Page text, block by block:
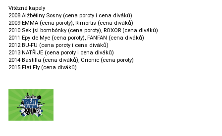
Vítězné kapely
2008 Alžbětiny Sosny (cena poroty i cena diváků)
2009 EMMA (cena poroty), Rimortis (cena diváků)
2010 Sek jsi bombónky (cena poroty), ROXOR (cena diváků)
2011 Epy de Mye (cena poroty), FANFAN (cena diváků)
2012 BU-FU (cena poroty i cena diváků)
2013 NATŘIJE (cena poroty i cena diváků)
2014 Bastilla (cena diváků), Crionic (cena poroty)
2015 Flat Fly (cena diváků)